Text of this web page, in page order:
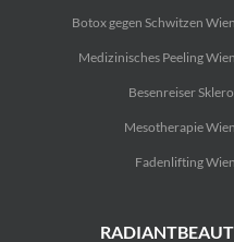
Botox gegen Schwitzen
Medizinisches Peeling
Besenreiser
Mesotherapie
Fadenlifting